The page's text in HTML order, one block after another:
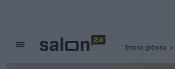
Strona główna